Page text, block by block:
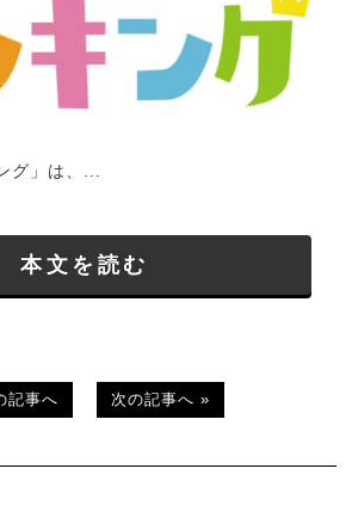
グ」は、...
本文を読む
記事へ 次の記事へ »